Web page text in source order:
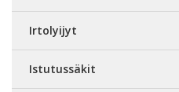
Irtolyijyt
Istutussäkit